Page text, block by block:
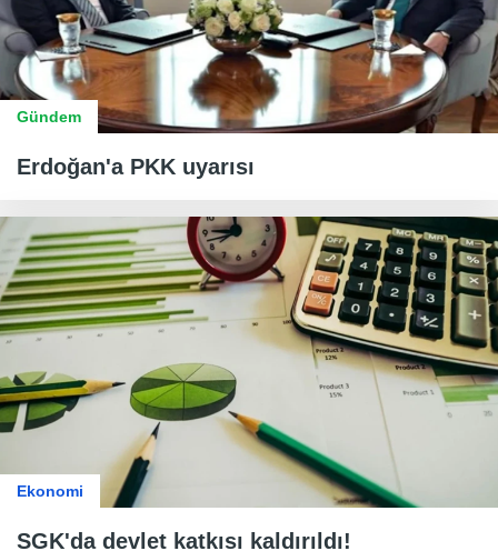
Gündem
Erdoğan'a PKK uyarısı
Ekonomi
SGK'da devlet katkısı kaldırıldı!